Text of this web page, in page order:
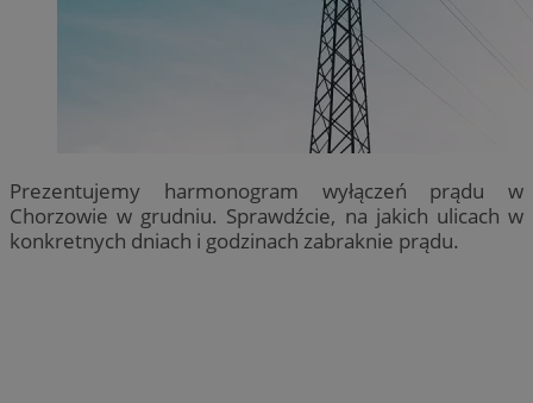
Prezentujemy harmonogram wyłączeń prądu w
Chorzowie w grudniu. Sprawdźcie, na jakich ulicach w
konkretnych dniach i godzinach zabraknie prądu.